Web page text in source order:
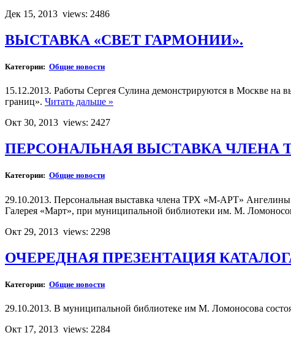
Дек 15, 2013 views: 2486
ВЫСТАВКА «СВЕТ ГАРМОНИИ».
Категории: Общие новости
15.12.2013. Работы Сергея Сулина демонстрируются в Москве на
границ». Читать дальше »
Окт 30, 2013 views: 2427
ПЕРСОНАЛЬНАЯ ВЫСТАВКА ЧЛЕНА
Категории: Общие новости
29.10.2013. Персональная выставка члена ТРХ «М-АРТ»
Галерея «Март», при муниципальной библиотеки им. М.
Окт 29, 2013 views: 2298
ОЧЕРЕДНАЯ ПРЕЗЕНТАЦИЯ
Категории: Общие новости
29.10.2013. В муниципальной библиотеке им М. Ломоносова
Окт 17, 2013 views: 2284